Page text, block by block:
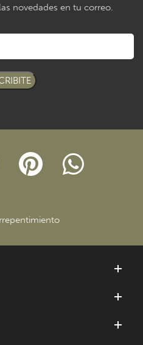
novedades en tu correo.